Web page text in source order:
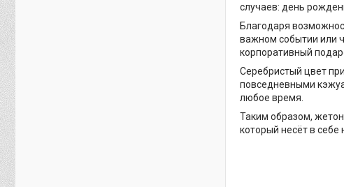
случаев: день
Благодаря
важном событии или
корпоративный
Серебристый цвет
повседневными
любое время.
Таким образом,
который несёт в себе